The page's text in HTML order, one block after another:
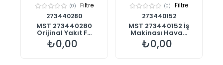
(0)
Filtre
273440280
MST 273440280
Orijinal Yakıt F...
₺0,00
(0)
Filtre
273440152
MST 273440152 İş
Makinası Hava...
₺0,00